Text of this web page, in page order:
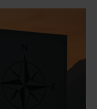
ją do
formy po